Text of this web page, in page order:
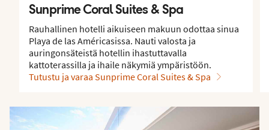
Sunprime Coral Suites & Spa
Rauhallinen hotelli aikuiseen makuun odottaa sinua
Playa de las Américasissa. Nauti valosta ja
auringonsäteistä hotellin ihastuttavalla
kattoterassilla ja ihaile näkymiä ympäristöön.
Tutustu ja varaa Sunprime Coral Suites & Spa